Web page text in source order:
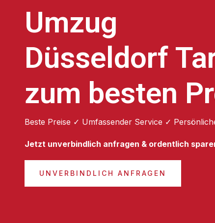
Umzug
Düsseldorf
zum besten
Beste Preise ✓ Umfassender Service ✓
Jetzt unverbindlich anfragen & ordentlich
UNVERBINDLICH ANFRAGEN